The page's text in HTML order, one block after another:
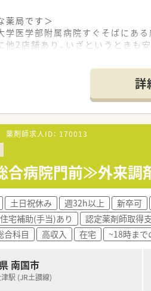
薬局です＞
医学部附属病院すぐそばにある
2店舗あり、いざというときも安
た駐車場、ピンクの看板が目印
敷地にはコンビニもありお昼休
3名在籍、管理薬剤師は女性です。
容＞
薬・監査等、外来処方箋の対応
を応需しています。幅広い処方
数は1日あたり平均60枚です。
立ち投薬となります。
もございます。これまでのご
度＞
は店舗での実務を通じて一連の
の社員さんもおられますので安
師取得サポートとしてe-ラーニ
回（3月、7月、11月）グループ内
の知識だけでなく、安全管理の
局での勤務未経験の方に対して
となりますが、職員研修の一環
詳
薬剤師求人ID： 170013
合病院門前≫外来
土日祝休み 週32h以上 新卒可
住宅補助(手当)あり 認定薬剤師取得
合科目 高収入 在宅 ~18時まで
南国市
駅 (JR土讃線)